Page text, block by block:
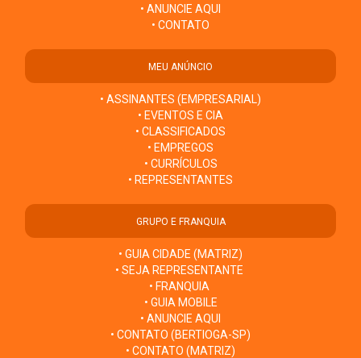
• ANUNCIE AQUI
• CONTATO
MEU ANÚNCIO
• ASSINANTES (EMPRESARIAL)
• EVENTOS E CIA
• CLASSIFICADOS
• EMPREGOS
• CURRÍCULOS
• REPRESENTANTES
GRUPO E FRANQUIA
• GUIA CIDADE (MATRIZ)
• SEJA REPRESENTANTE
• FRANQUIA
• GUIA MOBILE
• ANUNCIE AQUI
• CONTATO (BERTIOGA-SP)
• CONTATO (MATRIZ)